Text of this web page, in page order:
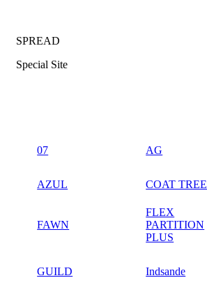
SPREAD
Special Site
07 AG
AZUL COAT TREE
FAWN
FLEX
PARTITION
PLUS
GUILD Indsande